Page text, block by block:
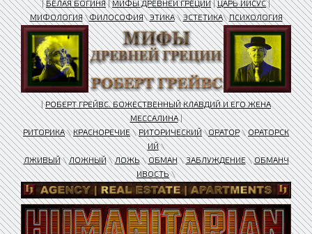
|БЕЛАЯ БОГИНЯ|МИФЫ ДРЕВНЕЙ ГРЕЦИИ|ЦАРЬ ИИСУС|
МИФОЛОГИЯ\ФИЛОСОФИЯ\ЭТИКА\ЭСТЕТИКА\ПСИХОЛОГИЯ
|РОБЕРТ ГРЕЙВС. БОЖЕСТВЕННЫЙ КЛАВДИЙ И ЕГО ЖЕНА
МЕССАЛИНА|
РИТОРИКА\КРАСНОРЕЧИЕ\РИТОРИЧЕСКИЙ\ОРАТОР\ОРАТОРСК
ИЙ\
ЛЖИВЫЙ\ЛОЖНЫЙ\ЛОЖЬ\ОБМАН\ЗАБЛУЖДЕНИЕ\ОБМАНЧ
ИВОСТЬ\